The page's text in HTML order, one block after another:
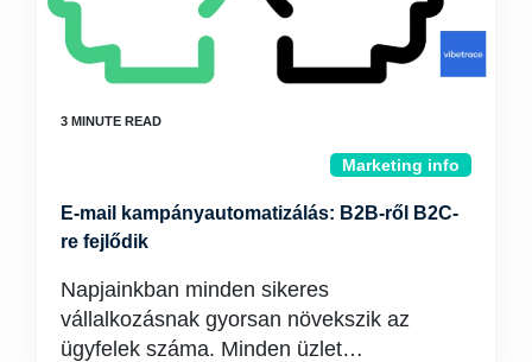
Marketing info
E-mail kampányautomatizálás: B2B-ről B2C-
re fejlődik
Napjainkban minden sikeres
vállalkozásnak gyorsan növekszik az
ügyfelek száma. Minden üzlet…